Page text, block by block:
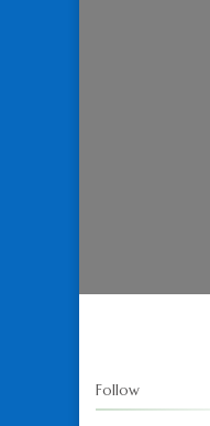
Follow